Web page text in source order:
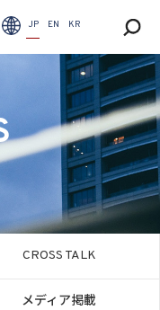
JP EN KR
CROSS TALK
メディア掲載